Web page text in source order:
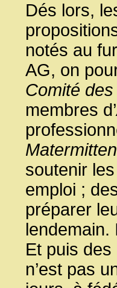
Dés lors,
notés au
AG, on
Comité
membres d’
soutenir
emploi ;
préparer
lendemain.
Et puis
n’est pas